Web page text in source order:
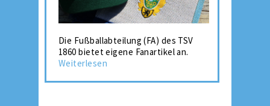
Die Fußballabteilung (FA) des TSV
1860 bietet eigene Fanartikel an.
Weiterlesen